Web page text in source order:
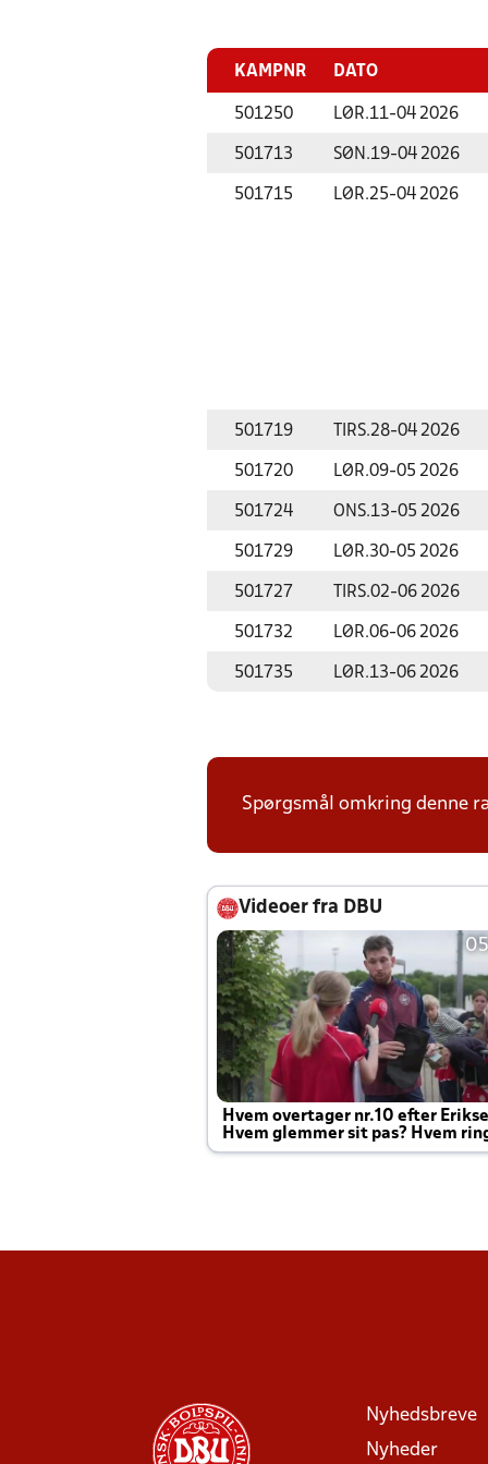
KAMPNR DATO
501250 LØR.11-04 2026
501713 SØN.19-04 2026
501715 LØR.25-04 2026
501719 TIRS.28-04 2026
501720 LØR.09-05 2026
501724 ONS.13-05 2026
501729 LØR.30-05 2026
501727 TIRS.02-06 2026
501732 LØR.06-06 2026
501735 LØR.13-06 2026
Spørgsmål omkring denne
Videoer fra DBU
Hvem overtager nr.10 efter
Hvem glemmer sit pas? Hvem
Joachim altid til efter kampe?
Nyhedsbreve
Nyheder